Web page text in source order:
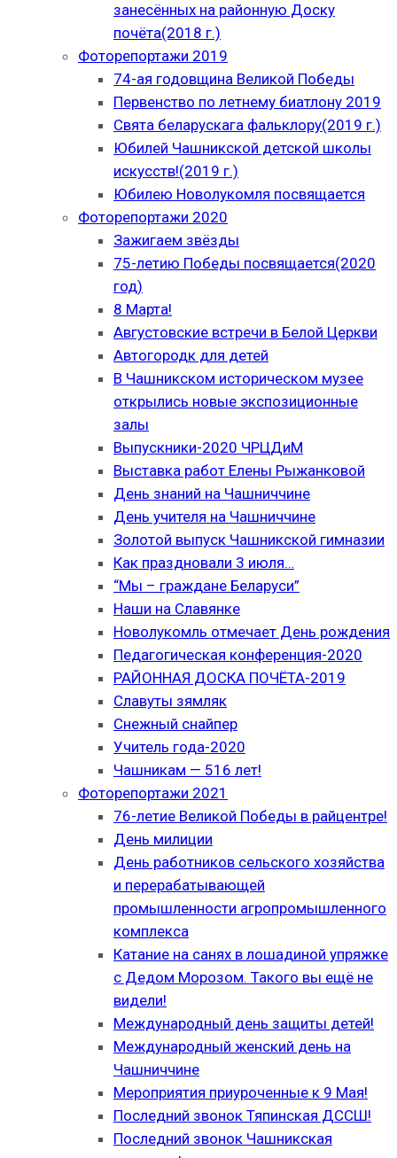
занесённых на районную Доску
почёта(2018 г.)
Фоторепортажи 2019
74-ая годовщина Великой Победы
Первенство по летнему биатлону 2019
Свята беларускага фальклору(2019 г.)
Юбилей Чашникской детской школы
искусств!(2019 г.)
Юбилею Новолукомля посвящается
Фоторепортажи 2020
Зажигаем звёзды
75-летию Победы посвящается(2020
год)
8 Марта!
Августовские встречи в Белой Церкви
Автогородк для детей
В Чашникском историческом музее
открылись новые экспозиционные
залы
Выпускники-2020 ЧРЦДиМ
Выставка работ Елены Рыжанковой
День знаний на Чашниччине
День учителя на Чашниччине
Золотой выпуск Чашникской гимназии
Как праздновали 3 июля…
“Мы – граждане Беларуси”
Наши на Славянке
Новолукомль отмечает День рождения
Педагогическая конференция-2020
РАЙОННАЯ ДОСКА ПОЧЁТА-2019
Славуты зямляк
Снежный снайпер
Учитель года-2020
Чашникам — 516 лет!
Фоторепортажи 2021
76-летие Великой Победы в райцентре!
День милиции
День работников сельского хозяйства
и перерабатывающей
промышленности агропромышленного
комплекса
Катание на санях в лошадиной упряжке
с Дедом Морозом. Такого вы ещё не
видели!
Международный день защиты детей!
Международный женский день на
Чашниччине
Мероприятия приуроченные к 9 Мая!
Последний звонок Тяпинская ДССШ!
Последний звонок Чашникская